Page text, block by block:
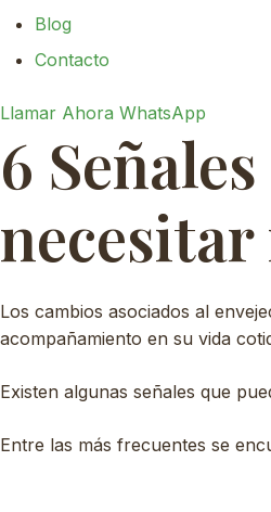
Blog
Contacto
Llamar Ahora WhatsApp
6
Los cambios asociados al
acompañamiento en su vida
Existen algunas señales que
Entre las más frecuentes se